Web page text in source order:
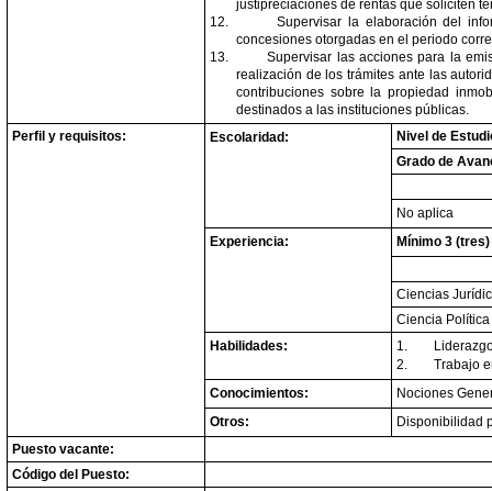
justipreciaciones de rentas que soliciten
12.
Supervisar la elaboración del
concesiones otorgadas en el periodo
13.
Supervisar las acciones para la
realización de los trámites ante las
contribuciones sobre la propiedad
destinados a las instituciones públicas.
Perfil y requisitos:
Escolaridad:
Nivel de
Grado de
No aplica
Experiencia:
Mínimo 3
Ciencias
Ciencia Política
Habilidades:
1.
2.
Trabajo
Conocimientos:
Nociones
Otros:
Disponibilidad
Puesto vacante:
Código del Puesto: